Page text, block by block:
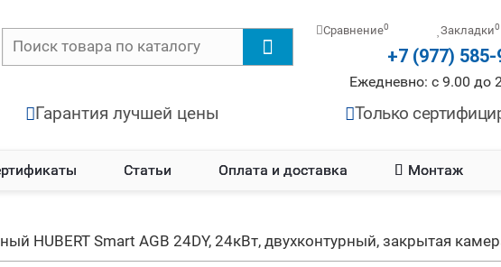
Сравнение0 Закладки0
+7 (977)
Ежедневно: с 9.00 до
Гарантия лучшей цены Только
Статьи Оплата и доставка Монтаж
HUBERT Smart AGB 24DY, 24кВт, двухконтурный, закрытая